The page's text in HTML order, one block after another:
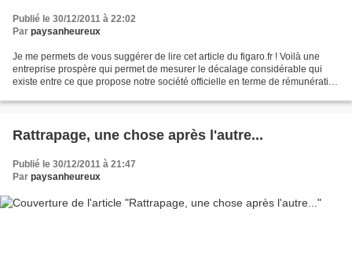
Publié le 30/12/2011 à 22:02
Par paysanheureux
Je me permets de vous suggérer de lire cet article du figaro.fr ! Voilà une
entreprise prospère qui permet de mesurer le décalage considérable qui
existe entre ce que propose notre société officielle en terme de rémunération
Rattrapage, une chose après l'autre...
Publié le 30/12/2011 à 21:47
Par paysanheureux